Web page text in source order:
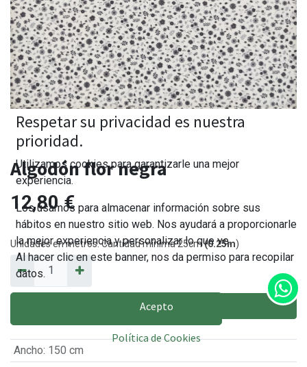
Algodón flor negra
12,80€
Unidades en metros. Cantidad mínima 25cm(0.25m)
AÑADIR AL CARRITO
Ancho: 150 cm
Respetar su privacidad es nuestra
prioridad.
Utilizamos cookies para garantizarle una mejor
experiencia.
Los usamos para almacenar información sobre sus
hábitos en nuestro sitio web. Nos ayudará a proporcionarle
la mejor experiencia y personalizar lo que ve.
Al hacer clic en este banner, nos da permiso para recopilar
datos.
Acepto
Política de Cookies